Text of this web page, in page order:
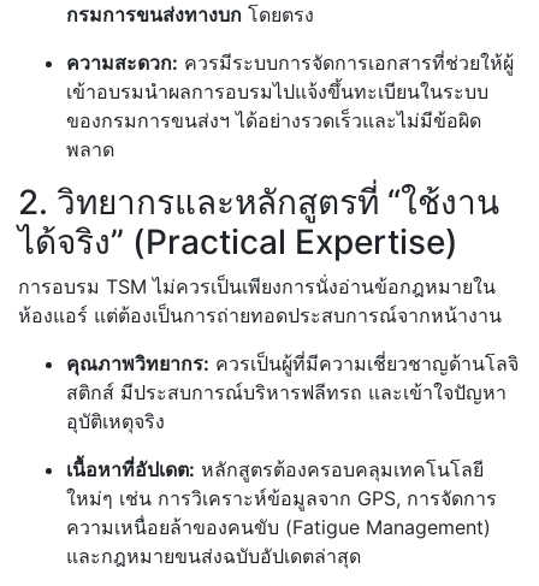
กรมการขนส่งทางบก โดยตรง
ความสะดวก: ควรมีระบบการจัดการเอกสารที่ช่วยให้ผู้
เข้าอบรมนำผลการอบรมไปแจ้งขึ้นทะเบียนในระบบ
ของกรมการขนส่งฯ ได้อย่างรวดเร็วและไม่มีข้อผิด
พลาด
2. วิทยากรและหลักสูตรที่ “ใช้งาน
ได้จริง” (Practical Expertise)
การอบรม TSM ไม่ควรเป็นเพียงการนั่งอ่านข้อกฎหมายใน
ห้องแอร์ แต่ต้องเป็นการถ่ายทอดประสบการณ์จากหน้างาน
คุณภาพวิทยากร: ควรเป็นผู้ที่มีความเชี่ยวชาญด้านโลจิ
สติกส์ มีประสบการณ์บริหารฟลีทรถ และเข้าใจปัญหา
อุบัติเหตุจริง
เนื้อหาที่อัปเดต: หลักสูตรต้องครอบคลุมเทคโนโลยี
ใหม่ๆ เช่น การวิเคราะห์ข้อมูลจาก GPS, การจัดการ
ความเหนื่อยล้าของคนขับ (Fatigue Management)
และกฎหมายขนส่งฉบับอัปเดตล่าสุด